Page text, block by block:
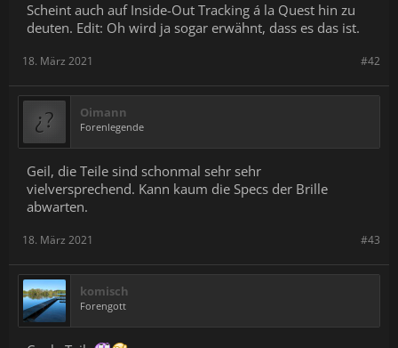
Scheint auch auf Inside-Out Tracking á la Quest hin zu
deuten. Edit: Oh wird ja sogar erwähnt, dass es das ist.
#42
18. März 2021
Oimann
Forenlegende
Geil, die Teile sind schonmal sehr sehr
vielversprechend. Kann kaum die Specs der Brille
abwarten.
#43
18. März 2021
komisch
Forengott